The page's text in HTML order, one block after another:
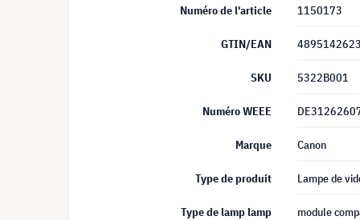
Numéro de l'article 1150173
GTIN/EAN
SKU 5322B001
Numéro WEEE
Marque Canon
Type de produit Lampe de
Type de lamp lamp module